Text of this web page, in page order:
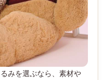
みを選ぶなら、素材や